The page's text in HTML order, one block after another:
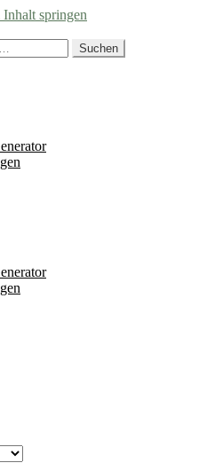
Inhalt springen
Suchen